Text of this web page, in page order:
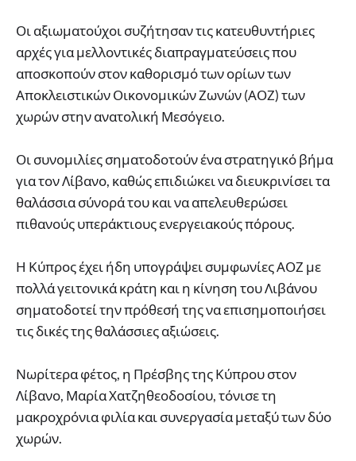
Οι αξιωματούχοι συζήτησαν τις κατευθυντήριες
αρχές για μελλοντικές διαπραγματεύσεις που
αποσκοπούν στον καθορισμό των ορίων των
Αποκλειστικών Οικονομικών Ζωνών (ΑΟΖ) των
χωρών στην ανατολική Μεσόγειο.
Οι συνομιλίες σηματοδοτούν ένα στρατηγικό βήμα
για τον Λίβανο, καθώς επιδιώκει να διευκρινίσει τα
θαλάσσια σύνορά του και να απελευθερώσει
πιθανούς υπεράκτιους ενεργειακούς πόρους.
Η Κύπρος έχει ήδη υπογράψει συμφωνίες ΑΟΖ με
πολλά γειτονικά κράτη και η κίνηση του Λιβάνου
σηματοδοτεί την πρόθεσή της να επισημοποιήσει
τις δικές της θαλάσσιες αξιώσεις.
Νωρίτερα φέτος, η Πρέσβης της Κύπρου στον
Λίβανο, Μαρία Χατζηθεοδοσίου, τόνισε τη
μακροχρόνια φιλία και συνεργασία μεταξύ των δύο
χωρών.